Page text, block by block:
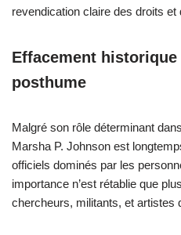
revendication claire des droits et
Effacement
posthume
Malgré son rôle déterminant
Marsha P. Johnson est
officiels dominés par les
importance n’est rétablie que
chercheurs, militants, et artistes